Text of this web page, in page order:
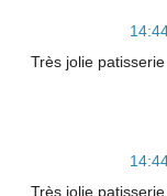
Très jolie
Très jolie